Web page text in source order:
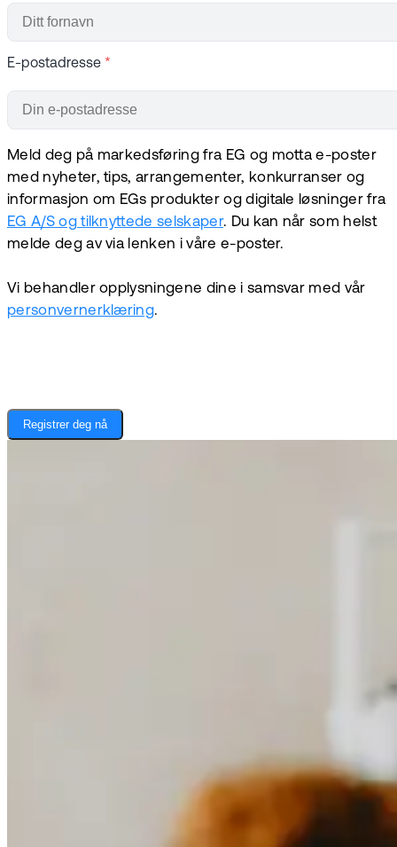
E-postadresse *
Meld deg på markedsføring fra EG og motta e-poster
med nyheter, tips, arrangementer, konkurranser og
informasjon om EGs produkter og digitale løsninger fra
EG A/S og tilknyttede selskaper. Du kan når som helst
melde deg av via lenken i våre e-poster.
Vi behandler opplysningene dine i samsvar med vår
personvernerklæring.
Registrer deg nå